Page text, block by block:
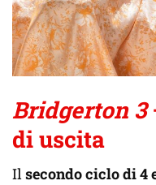
Bridgerton 3
di uscita
Ilsecondo ciclo di 4